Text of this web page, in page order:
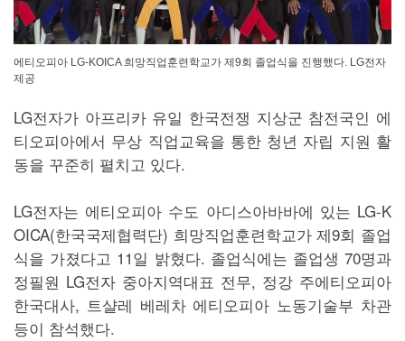
에티오피아 LG-KOICA 희망직업훈련학교가 제9회 졸업식을 진행했다. LG전자
제공
LG전자가 아프리카 유일 한국전쟁 지상군 참전국인 에
티오피아에서 무상 직업교육을 통한 청년 자립 지원 활
동을 꾸준히 펼치고 있다.
LG전자는 에티오피아 수도 아디스아바바에 있는 LG-K
OICA(한국국제협력단) 희망직업훈련학교가 제9회 졸업
식을 가졌다고 11일 밝혔다. 졸업식에는 졸업생 70명과
정필원 LG전자 중아지역대표 전무, 정강 주에티오피아
한국대사, 트샬레 베레차 에티오피아 노동기술부 차관
등이 참석했다.